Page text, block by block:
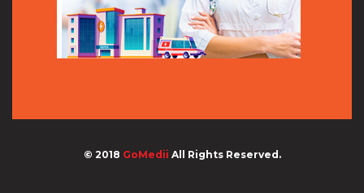
© 2018 GoMedii All Rights Reserved.